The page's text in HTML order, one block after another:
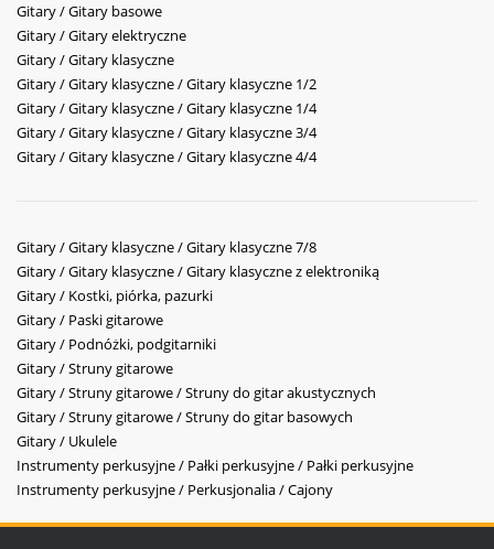
Gitary / Gitary basowe
Gitary / Gitary elektryczne
Gitary / Gitary klasyczne
Gitary / Gitary klasyczne / Gitary klasyczne 1/2
Gitary / Gitary klasyczne / Gitary klasyczne 1/4
Gitary / Gitary klasyczne / Gitary klasyczne 3/4
Gitary / Gitary klasyczne / Gitary klasyczne 4/4
Gitary / Gitary klasyczne / Gitary klasyczne 7/8
Gitary / Gitary klasyczne / Gitary klasyczne z elektroniką
Gitary / Kostki, piórka, pazurki
Gitary / Paski gitarowe
Gitary / Podnóżki, podgitarniki
Gitary / Struny gitarowe
Gitary / Struny gitarowe / Struny do gitar akustycznych
Gitary / Struny gitarowe / Struny do gitar basowych
Gitary / Ukulele
Instrumenty perkusyjne / Pałki perkusyjne / Pałki perkusyjne
Instrumenty perkusyjne / Perkusjonalia / Cajony